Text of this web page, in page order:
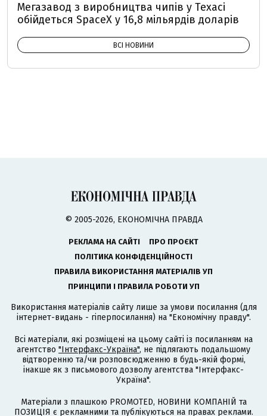
Мегазавод з виробництва чипів у Техасі
обійдеться SpaceX у 16,8 мільярдів доларів
ВСІ НОВИНИ
© 2005-2026, ЕКОНОМІЧНА ПРАВДА
РЕКЛАМА НА САЙТІ
ПРО ПРОЄКТ
ПОЛІТИКА КОНФІДЕНЦІЙНОСТІ
ПРАВИЛА ВИКОРИСТАННЯ МАТЕРІАЛІВ УП
ПРИНЦИПИ І ПРАВИЛА РОБОТИ УП
Використання матеріалів сайту лише за умови посилання (для
інтернет-видань - гіперпосилання) на "Економічну правду".
Всі матеріали, які розміщені на цьому сайті із посиланням на
агентство "Інтерфакс-Україна", не підлягають подальшому
відтворенню та/чи розповсюдженню в будь-якій формі,
інакше як з письмового дозволу агентства "Інтерфакс-
Україна".
Матеріали з плашкою PROMOTED, НОВИНИ КОМПАНІЙ та
ПОЗИЦІЯ є рекламними та публікуються на правах реклами.